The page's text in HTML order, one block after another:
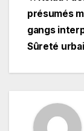
de
présumés
gangs
Sûreté